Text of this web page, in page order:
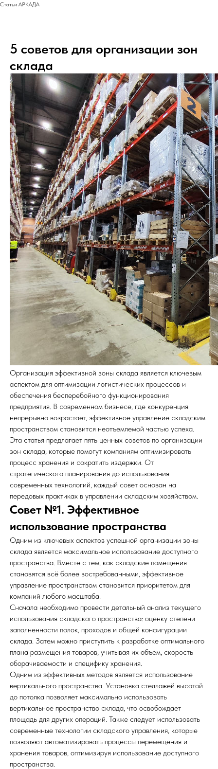
Статьи АРКАДА
5 советов для организации зон
склада
Организация эффективной зоны склада является ключевым
аспектом для оптимизации логистических процессов и
обеспечения бесперебойного функционирования
предприятия. В современном бизнесе, где конкуренция
непрерывно возрастает, эффективное управление складским
пространством становится неотъемлемой частью успеха.
Эта статья предлагает пять ценных советов по организации
зон склада, которые помогут компаниям оптимизировать
процесс хранения и сократить издержки. От
стратегического планирования до использования
современных технологий, каждый совет основан на
передовых практиках в управлении складским хозяйством.
Совет №1. Эффективное
использование пространства
Одним из ключевых аспектов успешной организации зоны
склада является максимальное использование доступного
пространства. Вместе с тем, как складские помещения
становятся всё более востребованными, эффективное
управление пространством становится приоритетом для
компаний любого масштаба.
Сначала необходимо провести детальный анализ текущего
использования складского пространства: оценку степени
заполненности полок, проходов и общей конфигурации
склада. Затем можно приступить к разработке оптимального
плана размещения товаров, учитывая их объем, скорость
оборачиваемости и специфику хранения.
Одним из эффективных методов является использование
вертикального пространства. Установка стеллажей высотой
до потолка позволяет максимально использовать
вертикальное пространство склада, что освобождает
площадь для других операций. Также следует использовать
современные технологии складского управления, которые
позволяют автоматизировать процессы перемещения и
хранения товаров, оптимизируя использование доступного
пространства.